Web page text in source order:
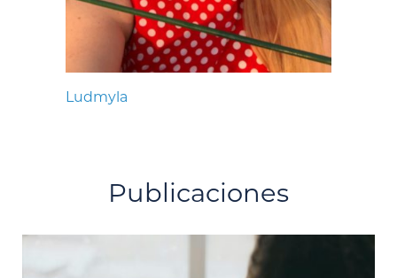
Ludmyla
Publicaciones